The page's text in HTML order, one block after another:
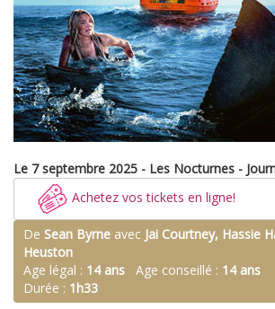
Le 7 septembre 2025 - Les Nocturnes -
Achetez vos tickets en ligne!
De Sean Byrne avec Jai Courtney, Hassie
Heuston
Age légal : 14 ans Age conseillé : 14 ans
Durée : 1h33